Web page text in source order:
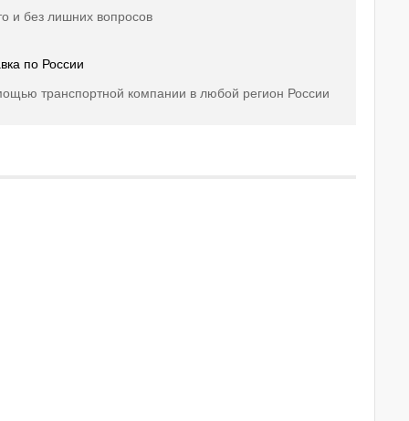
и без лишних вопросов
по России
транспортной компании в любой регион России